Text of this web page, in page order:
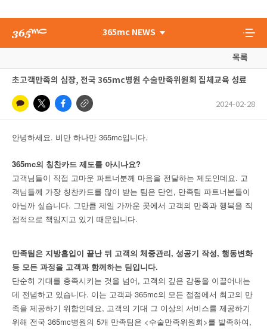
365mc NEWS
목록
초고객만족의 심장, 전국 365mc병원 수술만족위원회 집체교육 성료
2024-02-28
안녕하세요. 비만 하나만 365mc입니다.
365mc의 칭찬카드 제도를 아시나요?
고객님들이 직접 고마운 파트너분께 마음을 전달하는 제도인데요. 고
객님들께 가장 칭찬카드를 많이 받는 팀은 단연, 만족팀 파트너분들이
아닐까 싶습니다. 그만큼 제일 가까운 곳에서 고객의 만족과 행복을 직
접적으로 책임지고 있기 때문입니다.
만족팀은 지방흡입이 끝난 뒤 고객의 체중관리, 성공기 작성, 행동변화
등 모든 과정을 고객과 함께하는 팀입니다.
단순히 기대를 충족시키는 것을 넘어, 고객의 깊은 감동을 이끌어내는
데 전념하고 있습니다. 이는 고객과 365mc의 모든 접점에서 최고의 만
족을 제공하기 위함인데요, 고객의 기대 그 이상의 서비스를 제공하기
위해 전국 365mc병원의 5개 만족팀은 <수술만족위원회>를 발족하여,